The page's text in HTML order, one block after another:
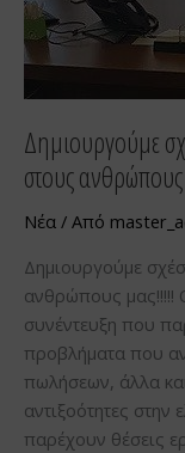
Δημιουργούμε
στους
Νέα / Από
Δημιουργούμε
ανθρώπους μας!!!!!
συνέντευξη που
προβλήματα που
πωλήσεων, άλλα
αντιξοότητες στην
παρέχουν θέσεις